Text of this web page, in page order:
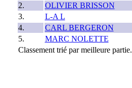
2.
OLIVIER BRISSON
3.
L-A L
4.
CARL BERGERON
5.
MARC NOLETTE
Classement trié par meilleure partie.